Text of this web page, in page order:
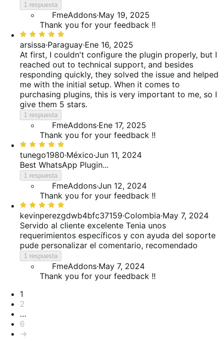
1 respuesta
FmeAddons·May 19, 2025
Thank you for your feedback !!
Valoración:
5
de
5
arsissa·Paraguay·Ene 16, 2025
At first, I couldn't configure the plugin properly, but I
reached out to technical support, and besides
responding quickly, they solved the issue and helped
me with the initial setup. When it comes to
purchasing plugins, this is very important to me, so I
give them 5 stars.
1 respuesta
FmeAddons·Ene 17, 2025
Thank you for your feedback !!
Valoración:
5
de
tunego1980·México·Jun 11, 2024
Best WhatsApp Plugin...
1 respuesta
FmeAddons·Jun 12, 2024
Thank you for your feedback !!
Valoración:
5
de
5
kevinperezgdwb4bfc37159·Colombia·May 7, 2024
Servido al cliente excelente Tenia unos
requerimientos específicos y con ayuda del soporte
pude personalizar el comentario, recomendado
1 respuesta
FmeAddons·May 7, 2024
Thank you for your feedback !!
Paginación
1
2
…
6
→